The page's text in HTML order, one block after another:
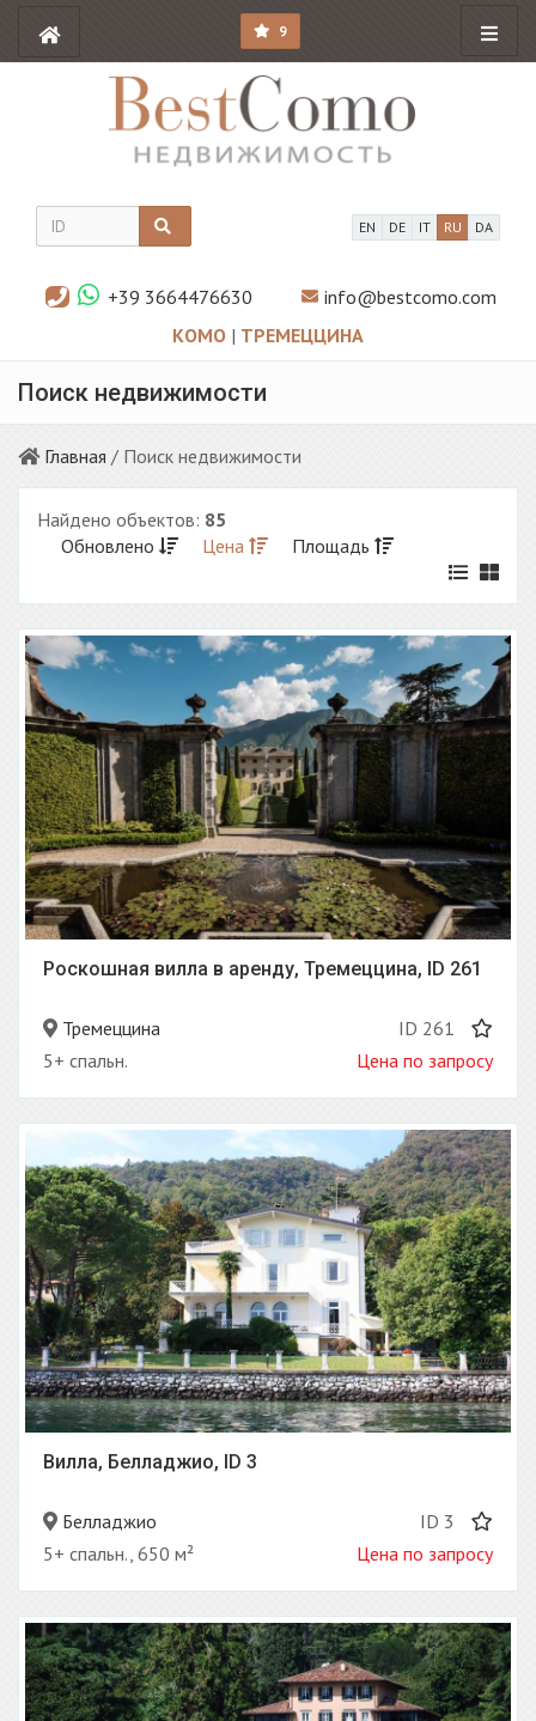
9
EN DE IT RU DA
+39 3664476630
info@bestcomo.com
КОМО | ТРЕМЕЦЦИНА
Поиск недвижимости
Главная / Поиск недвижимости
Найдено объектов: 85
Обновлено
Цена Площадь
Роскошная вилла в аренду, Тремеццина, ID 261
Тремеццина
ID 261
5+ спальн.
Цена по запросу
Вилла, Белладжио, ID 3
Белладжио
ID 3
5+ спальн., 650 м²
Цена по запросу